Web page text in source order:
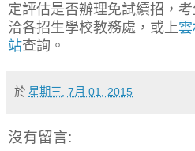
定評估是否辦理免試續招，
洽各招生學校教務處，或上
站查詢。
於 星期三, 7月 01, 2015
沒有留言: